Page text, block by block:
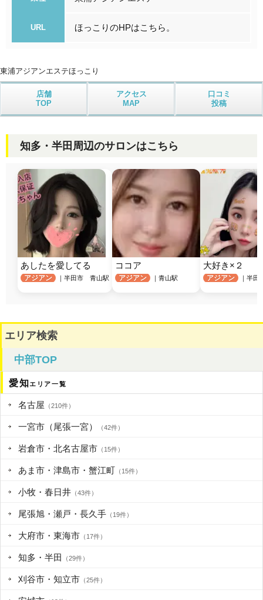
URL ほっこりのHPはこちら。
東浦アジアンエステほっこり
店舗
TOP
アクセス
MAP
口コミ
投稿
知多・半田周辺のサロンはこちら
あしたを愛してる
アジアン ｜半田市 青山駅
ココア
アジアン ｜青山駅
大好き×２
アジアン ｜半
エリア検索
中部TOP
愛知エリア一覧
名古屋 （210件）
一宮市（尾張一宮） （42件）
岩倉市・北名古屋市 （15件）
あま市・津島市・蟹江町 （15件）
小牧・春日井 （43件）
尾張旭・瀬戸・長久手 （19件）
大府市・東海市 （17件）
知多・半田 （29件）
刈谷市・知立市 （25件）